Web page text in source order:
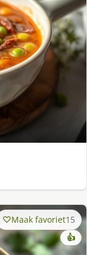
Maak favoriet15
👍